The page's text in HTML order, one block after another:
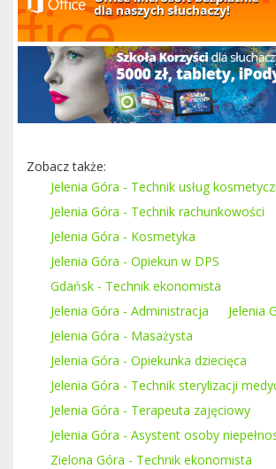
Zobacz także:
Jelenia Góra - Technik usług
Jelenia Góra - Technik rachunkowości
Jelenia Góra - Kosmetyka
Jelenia Góra - Opiekun w DPS
Gdańsk - Technik ekonomista
Jelenia Góra - Administracja
Jelenia
Jelenia Góra - Masażysta
Jelenia Góra - Opiekunka dziecięca
Jelenia Góra - Technik sterylizacji
Jelenia Góra - Terapeuta zajęciowy
Jelenia Góra - Asystent osoby
Zielona Góra - Technik ekonomista